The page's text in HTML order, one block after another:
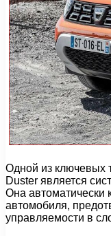
Одной из ключевых
Duster является
Она автоматически
автомобиля,
управляемости в